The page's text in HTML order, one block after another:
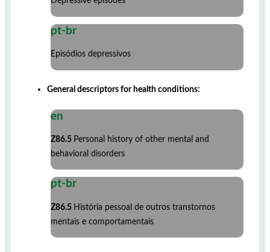
pt-br
Episódios depressivos
General descriptors for health conditions:
en
Z86.5 Personal history of other mental and
behavioral disorders
pt-br
Z86.5 História pessoal de outros transtornos
mentais e comportamentais